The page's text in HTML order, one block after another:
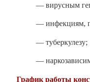
— вирусным
— инфекциям,
— туберкулезу;
—
График работы